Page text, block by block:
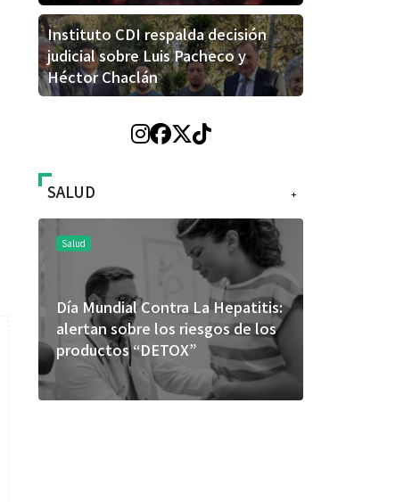
Instituto CDI respalda decisión
judicial sobre Luis Pacheco y
Héctor Chaclán
+
SALUD
Salud
Día Mundial Contra La Hepatitis:
alertan sobre los riesgos de los
productos “DETOX”